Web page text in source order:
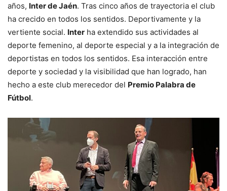
años, Inter de Jaén. Tras cinco años de trayectoria el club
ha crecido en todos los sentidos. Deportivamente y la
vertiente social. Inter ha extendido sus actividades al
deporte femenino, al deporte especial y a la integración de
deportistas en todos los sentidos. Esa interacción entre
deporte y sociedad y la visibilidad que han logrado, han
hecho a este club merecedor del Premio Palabra de
Fútbol.